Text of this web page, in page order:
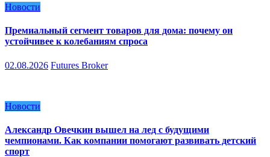
Новости
Премиальный сегмент товаров для дома: почему он
устойчивее к колебаниям спроса
02.08.2026 Futures Broker
Новости
Александр Овечкин вышел на лед с будущими
чемпионами. Как компании помогают развивать детский
спорт